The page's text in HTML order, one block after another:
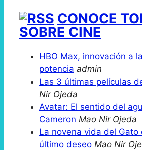
CONOCE
SOBRE CINE
HBO Max, innovación a
potencia admin
Las 3 últimas películas
Nir Ojeda
Avatar: El sentido del
Cameron Mao Nir Ojeda
La novena vida del Gato
último deseo Mao Nir